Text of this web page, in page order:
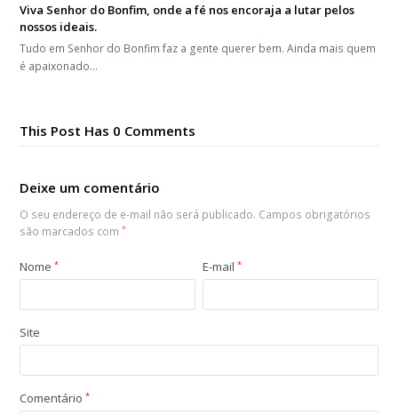
Viva Senhor do Bonfim, onde a fé nos encoraja a lutar pelos
nossos ideais.
Tudo em Senhor do Bonfim faz a gente querer bem. Ainda mais quem
é apaixonado…
This Post Has 0 Comments
Deixe um comentário
O seu endereço de e-mail não será publicado. Campos obrigatórios
são marcados com*
Nome* E-mail*
Site
Comentário*